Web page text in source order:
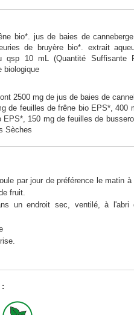
bio*. jus de baies de canneberge
de bruyère bio*. extrait
qsp 10 mL (Quantité Suffisante
biologique
2500 mg de jus de baies de
de feuilles de frêne bio EPS*, 400
150 mg de feuilles de
Sèches
par jour de préférence le matin à
fruit.
un endroit sec, ventilé, à l'abri
: